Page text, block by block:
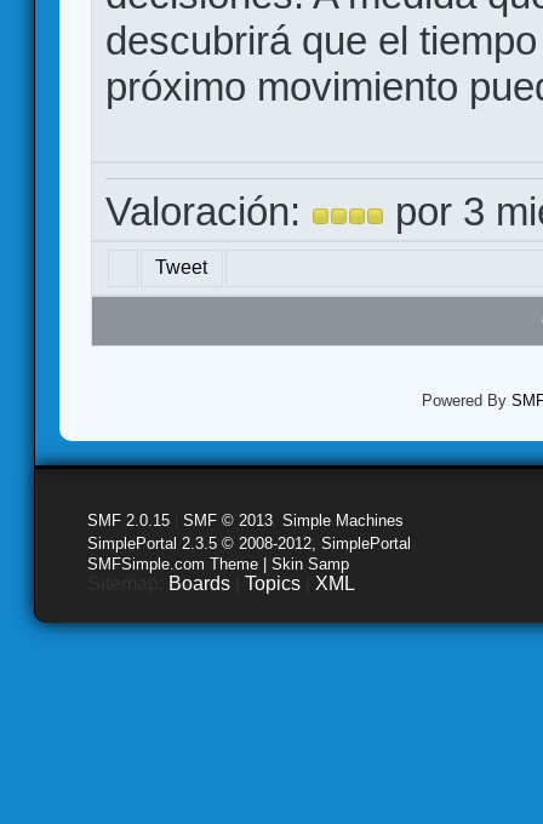
descubrirá que el
próximo movimiento
Valoración: por 3
Tweet
Powered By
SMF 2.0.15 SMF © 2013 Simple Machines
SimplePortal 2.3.5 © 2008-2012, SimplePortal
SMFSimple.com Theme | Skin Samp
Boards Topics XML